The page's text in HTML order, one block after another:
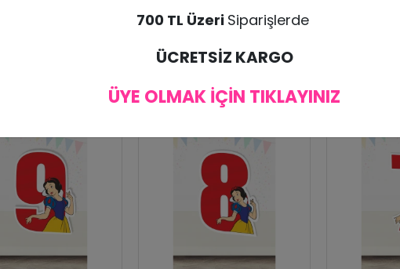
700 TL Üzeri Siparişlerde
ÜCRETSİZ KARGO
ÜYE OLMAK İÇİN TIKLAYINIZ